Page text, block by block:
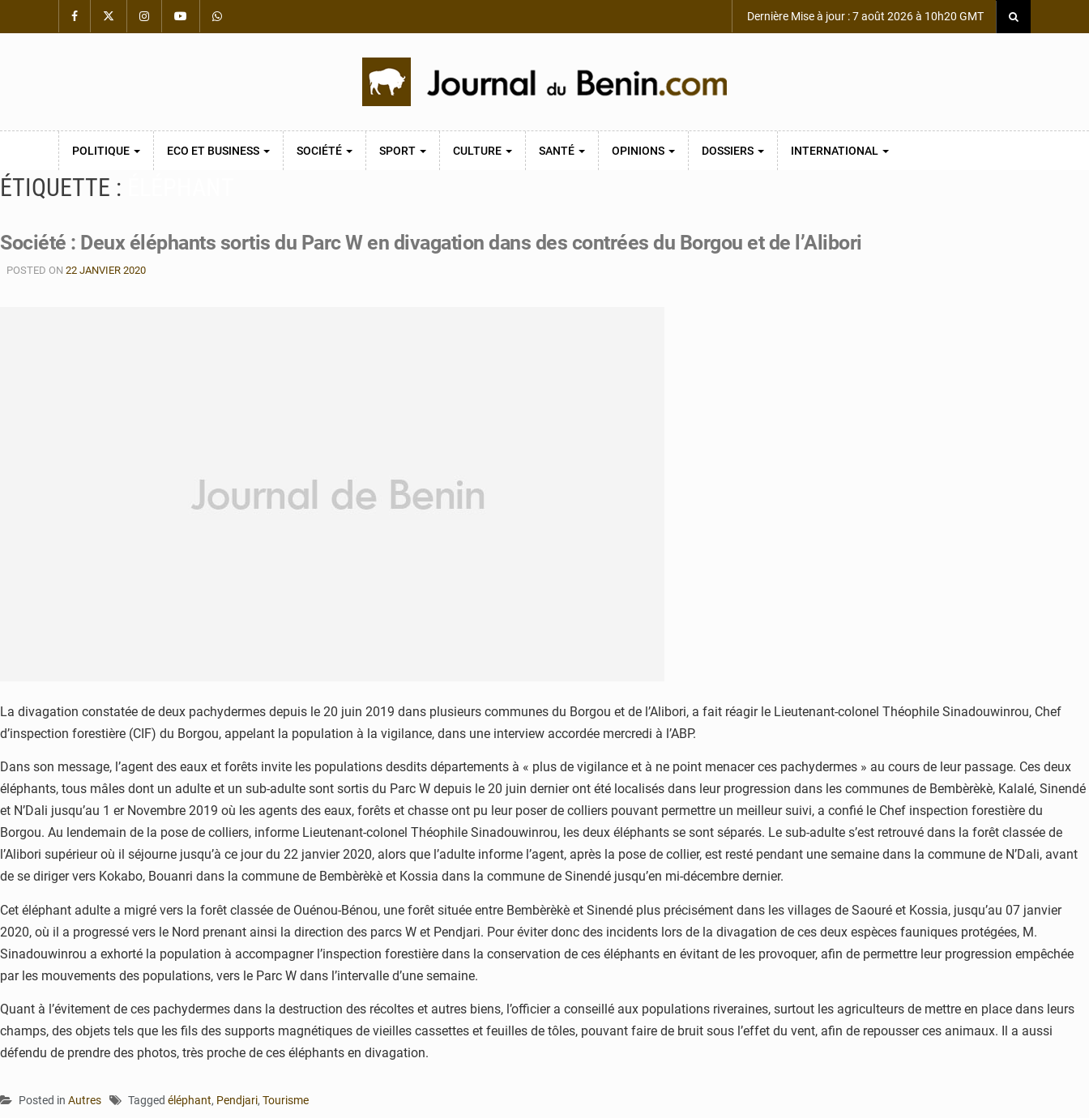
Dernière Mise à jour : 7 août 2026 à 10h20 GMT
POLITIQUE ECO ET BUSINESS SOCIÉTÉ SPORT CULTURE SANTÉ OPINIONS DOSSIERS INTERNATIONAL
ÉTIQUETTE :
Société : Deux éléphants sortis du Parc W en divagation dans des contrées du Borgou et de l’Alibori
POSTED ON 22 JANVIER 2020
La divagation constatée de deux pachydermes depuis le 20 juin 2019 dans plusieurs communes du Borgou et de l’Alibori, a fait réagir le Lieutenant-colonel Théophile Sinadouwinrou, Chef
d’inspection forestière (CIF) du Borgou, appelant la population à la vigilance, dans une interview accordée mercredi à l’ABP.
Dans son message, l’agent des eaux et forêts invite les populations desdits départements à « plus de vigilance et à ne point menacer ces pachydermes » au cours de leur passage. Ces deux
éléphants, tous mâles dont un adulte et un sub-adulte sont sortis du Parc W depuis le 20 juin dernier ont été localisés dans leur progression dans les communes de Bembèrèkè, Kalalé, Sinendé
et N’Dali jusqu’au 1 er Novembre 2019 où les agents des eaux, forêts et chasse ont pu leur poser de colliers pouvant permettre un meilleur suivi, a confié le Chef inspection forestière du
Borgou. Au lendemain de la pose de colliers, informe Lieutenant-colonel Théophile Sinadouwinrou, les deux éléphants se sont séparés. Le sub-adulte s’est retrouvé dans la forêt classée de
l’Alibori supérieur où il séjourne jusqu’à ce jour du 22 janvier 2020, alors que l’adulte informe l’agent, après la pose de collier, est resté pendant une semaine dans la commune de N’Dali, avant
de se diriger vers Kokabo, Bouanri dans la commune de Bembèrèkè et Kossia dans la commune de Sinendé jusqu’en mi-décembre dernier.
Cet éléphant adulte a migré vers la forêt classée de Ouénou-Bénou, une forêt située entre Bembèrèkè et Sinendé plus précisément dans les villages de Saouré et Kossia, jusqu’au 07 janvier
2020, où il a progressé vers le Nord prenant ainsi la direction des parcs W et Pendjari. Pour éviter donc des incidents lors de la divagation de ces deux espèces fauniques protégées, M.
Sinadouwinrou a exhorté la population à accompagner l’inspection forestière dans la conservation de ces éléphants en évitant de les provoquer, afin de permettre leur progression empêchée
par les mouvements des populations, vers le Parc W dans l’intervalle d’une semaine.
Quant à l’évitement de ces pachydermes dans la destruction des récoltes et autres biens, l’officier a conseillé aux populations riveraines, surtout les agriculteurs de mettre en place dans leurs
champs, des objets tels que les fils des supports magnétiques de vieilles cassettes et feuilles de tôles, pouvant faire de bruit sous l’effet du vent, afin de repousser ces animaux. Il a aussi
défendu de prendre des photos, très proche de ces éléphants en divagation.
Posted in Autres Tagged éléphant, Pendjari, Tourisme